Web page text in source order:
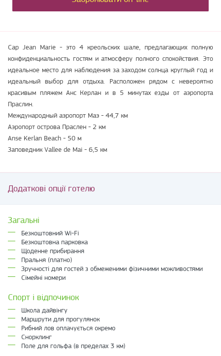
Cap Jean Marie - это 4 креольских шале, предлагающих полную
конфиденциальность гостям и атмосферу полного спокойствия. Это
идеальное место для наблюдения за заходом солнца круглый год и
идеальный выбор для отдыха. Расположен рядом с невероятно
красивым пляжем Анс Керлан и в 5 минутах езды от аэропорта
Праслин.
Международный аэропорт Маэ - 44,7 км
Аэропорт острова Праслен - 2 км
Anse Kerlan Beach - 50 м
Заповедник Vallee de Mai - 6,5 км
Додаткові опції готелю
Загальні
Безкоштовний Wi-Fi
Безкоштовна парковка
Щоденне прибирання
Пральня (платно)
Зручності для гостей з обмеженими фізичними можливостями
Сімейні номери
Спорт і відпочинок
Школа дайвінгу
Маршрути для прогулянок
Рибний лов оплачується окремо
Снорклинг
Поле для гольфа (в пределах 3 км)